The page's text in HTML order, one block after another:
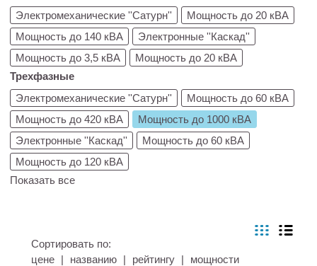
Электромеханические ''Сатурн''
Мощность до 20 кВА
Мощность до 140 кВА
Электронные ''Каскад''
Мощность до 3,5 кВА
Мощность до 20 кВА
Трехфазные
Электромеханические ''Сатурн''
Мощность до 60 кВА
Мощность до 420 кВА
Мощность до 1000 кВА
Электронные ''Каскад''
Мощность до 60 кВА
Мощность до 120 кВА
Показать все
Сортировать по:
цене | названию | рейтингу | мощности